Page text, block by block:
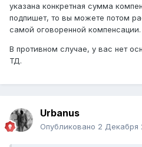
указана конкретная сумма
подпишет, то вы можете потом
самой оговоренной компенсации.
В противном случае, у вас нет
ТД.
Urbanus
Опубликовано 2 Декабря